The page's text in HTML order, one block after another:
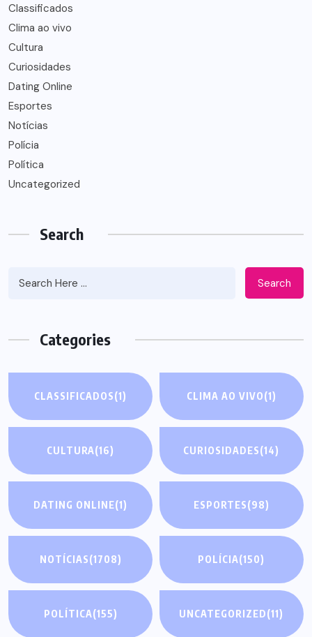
Classificados
Clima ao vivo
Cultura
Curiosidades
Dating Online
Esportes
Notícias
Polícia
Política
Uncategorized
Search
Search
Categories
CLASSIFICADOS(1) CLIMA AO VIVO(1)
CULTURA(16) CURIOSIDADES(14)
DATING ONLINE(1) ESPORTES(98)
NOTÍCIAS(1708) POLÍCIA(150)
POLÍTICA(155) UNCATEGORIZED(11)